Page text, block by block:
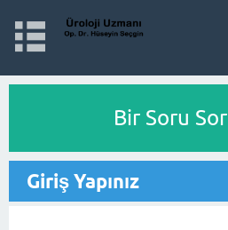
Bir Soru Sor
Giriş Yapınız